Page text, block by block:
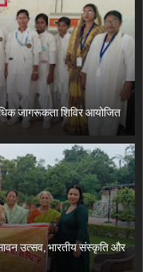
जागरूकता शिविर आयोजित
उत्सव, भारतीय संस्कृति और